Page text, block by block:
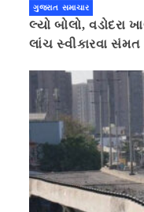
ગુજરાત સમાચાર
લ્યો બોલો, વડોદરા
લાંચ સ્વીકારવા